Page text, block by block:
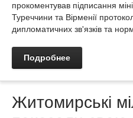
прокоментував підписання
Туреччини та Вірменії
дипломатичних зв'язків та
Подробнее
Житомирські